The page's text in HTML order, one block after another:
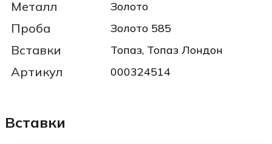
Металл Золото
Проба Золото 585
Вставки Топаз, Топаз Лондон
Артикул 000324514
Вставки